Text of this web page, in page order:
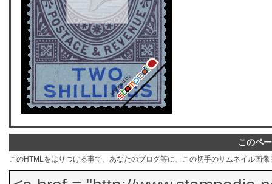
このペ
このHTMLをはりつける事で、あなたのブログ等に、この切手のサムネイル画